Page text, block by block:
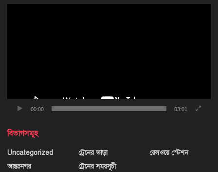
00:00 03:01
বিভাগসমূহ
Uncategorized
আন্তঃনগর
ট্রেনের ভাড়া
ট্রেনের সময়সূচী
রেলওয়ে স্টেশন